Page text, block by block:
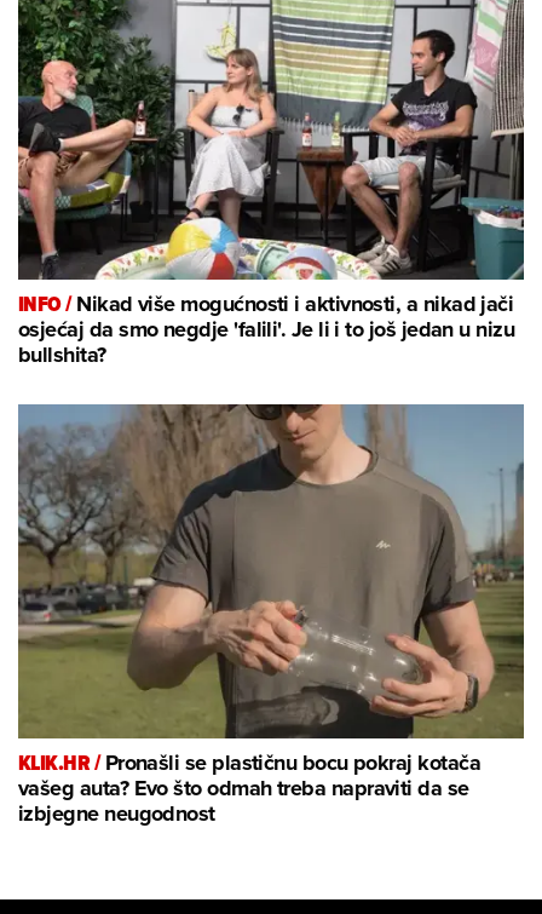
INFO /Nikad više mogućnosti i aktivnosti, a nikad jači
osjećaj da smo negdje 'falili'. Je li i to još jedan u nizu
bullshita?
KLIK.HR /Pronašli se plastičnu bocu pokraj kotača
vašeg auta? Evo što odmah treba napraviti da se
izbjegne neugodnost